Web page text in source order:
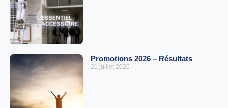
Promotions 2026 – Résultats
21 juillet 2026